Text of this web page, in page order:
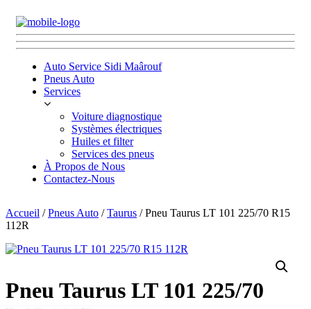
Auto Service Sidi Maârouf
Pneus Auto
Services
Voiture diagnostique
Systèmes électriques
Huiles et filter
Services des pneus
À Propos de Nous
Contactez-Nous
Accueil /Pneus Auto /Taurus / Pneu Taurus LT 101 225/70 R15
112R
Pneu Taurus LT 101 225/70